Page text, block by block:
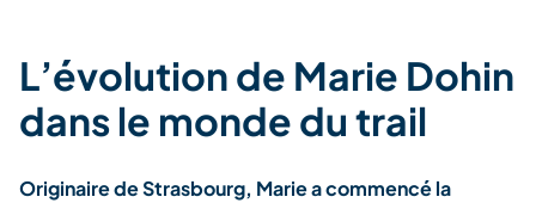
L’évolution de Marie Dohin
dans le monde du trail
Originaire de Strasbourg, Marie a commencé la